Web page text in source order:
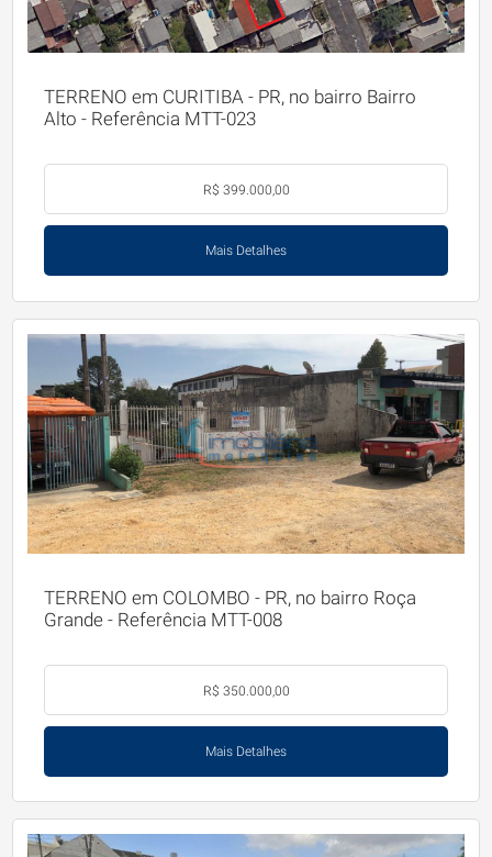
TERRENO em CURITIBA - PR, no bairro Bairro
Alto - Referência MTT-023
R$ 399.000,00
Mais Detalhes
TERRENO em COLOMBO - PR, no bairro Roça
Grande - Referência MTT-008
R$ 350.000,00
Mais Detalhes